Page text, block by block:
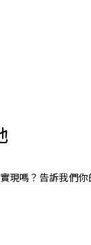
現嗎？告訴我們你